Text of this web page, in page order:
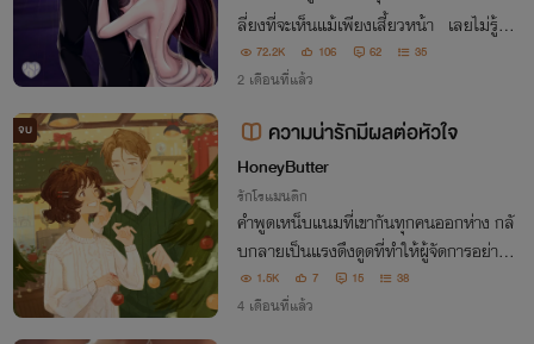
ลี่ยงที่จะเห็นแม้เพียงเสี้ยวหน้า เลยไม่รู้ว่า
ผู้ชายที่ตรงสเปก ทำเธอถูกใจตั้งแต่แรกเห็น
นั้นคือคนเดียวกัน! ก็เสียหน้าไปหน่อยตอน
ที่รู้ แต่เธออยากได้นี่ งั้นมาแต่งงา
72.2K 106 62 35
2 เดือนที่แล้ว
จบ ความน่ารักมีผลต่อหัวใจ
HoneyButter
รักโรแมนติก
คำพูดเหน็บแนมที่เขากันทุกคนออกห่าง กลั
บกลายเป็นแรงดึงดูดที่ทำให้ผู้จัดการอย่างเธ
อ อยากก้าวเข้าไปในโลกของเขามากกว่าใคร
1.5K 7 15 38
4 เดือนที่แล้ว